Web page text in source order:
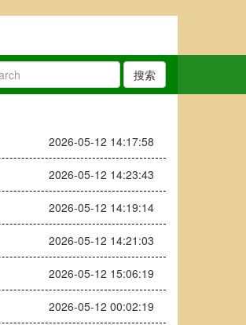
搜索
2026-05-12 14:17:58
2026-05-12 14:23:43
2026-05-12 14:19:14
2026-05-12 14:21:03
2026-05-12 15:06:19
2026-05-12 00:02:19